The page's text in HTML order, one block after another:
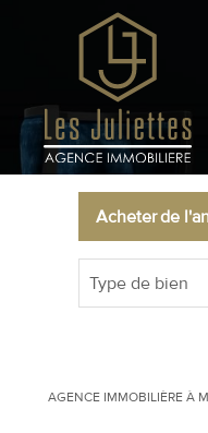
Acheterde
De l'ancien
Type de bien
AGENCE IMMOBILIÈRE À